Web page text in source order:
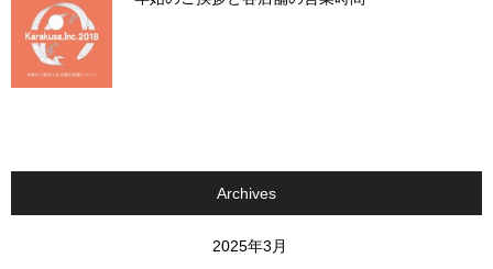
Archives
2025年3月